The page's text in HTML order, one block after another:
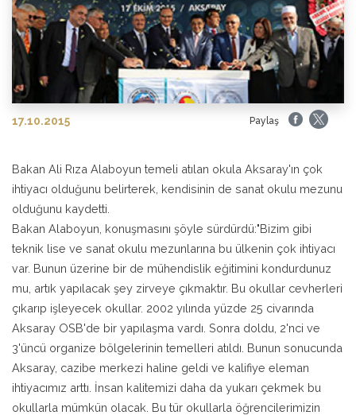
17.10.2015 Paylaş
Bakan Ali Rıza Alaboyun temeli atılan okula Aksaray'ın çok
ihtiyacı olduğunu belirterek, kendisinin de sanat okulu mezunu
olduğunu kaydetti.
Bakan Alaboyun, konuşmasını şöyle sürdürdü:"Bizim gibi
teknik lise ve sanat okulu mezunlarına bu ülkenin çok ihtiyacı
var. Bunun üzerine bir de mühendislik eğitimini kondurdunuz
mu, artık yapılacak şey zirveye çıkmaktır. Bu okullar cevherleri
çıkarıp işleyecek okullar. 2002 yılında yüzde 25 civarında
Aksaray OSB'de bir yapılaşma vardı. Sonra doldu, 2'nci ve
3'üncü organize bölgelerinin temelleri atıldı. Bunun sonucunda
Aksaray, cazibe merkezi haline geldi ve kalifiye eleman
ihtiyacımız arttı. İnsan kalitemizi daha da yukarı çekmek bu
okullarla mümkün olacak. Bu tür okullarla öğrencilerimizin